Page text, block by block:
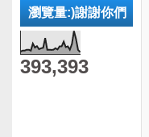
瀏覽量:)謝謝你們
393,393